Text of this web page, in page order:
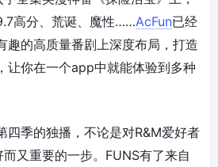
高分、荒诞、魔性……AcFun已经
趣的高质量番剧上深度布局，打造
让你在一个app中就能体验到多种
四季的独播，不论是对R&M爱好者
又重要的一步。FUNS有了来自